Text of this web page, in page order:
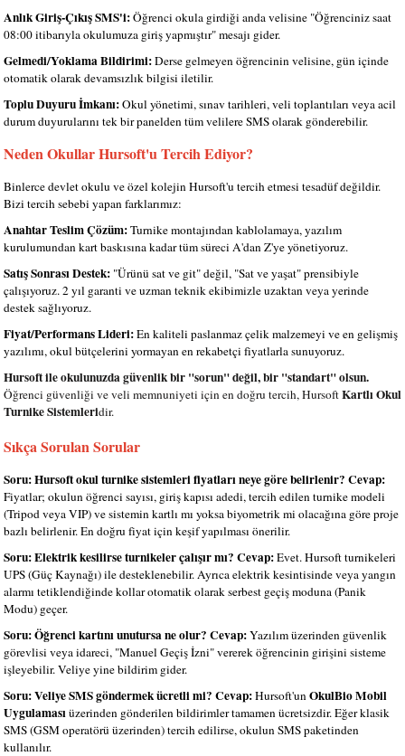
Anlık Giriş-Çıkış SMS'i:Öğrenci okula girdiği anda velisine "Öğrenciniz saat
08:00 itibarıyla okulumuza giriş yapmıştır" mesajı gider.
Gelmedi/Yoklama Bildirimi:Derse gelmeyen öğrencinin velisine, gün içinde
otomatik olarak devamsızlık bilgisi iletilir.
Toplu Duyuru İmkanı:Okul yönetimi, sınav tarihleri, veli toplantıları veya acil
durum duyurularını tek bir panelden tüm velilere SMS olarak gönderebilir.
Neden Okullar Hursoft'u Tercih Ediyor?
Binlerce devlet okulu ve özel kolejin Hursoft'u tercih etmesi tesadüf değildir.
Bizi tercih sebebi yapan farklarımız:
Anahtar Teslim Çözüm:Turnike montajından kablolamaya, yazılım
kurulumundan kart baskısına kadar tüm süreci A'dan Z'ye yönetiyoruz.
Satış Sonrası Destek: "Ürünü sat ve git" değil, "Sat ve yaşat" prensibiyle
çalışıyoruz. 2 yıl garanti ve uzman teknik ekibimizle uzaktan veya yerinde
destek sağlıyoruz.
Fiyat/Performans Lideri:En kaliteli paslanmaz çelik malzemeyi ve en gelişmiş
yazılımı, okul bütçelerini yormayan en rekabetçi fiyatlarla sunuyoruz.
Hursoft ile okulunuzda güvenlik bir "sorun" değil, bir "standart" olsun.
Öğrenci güvenliği ve veli memnuniyeti için en doğru tercih, HursoftKartlı Okul
Turnike Sistemleridir.
Sıkça Sorulan Sorular
Soru: Hursoft okul turnike sistemleri fiyatları neye göre belirlenir? Cevap:
Fiyatlar; okulun öğrenci sayısı, giriş kapısı adedi, tercih edilen turnike modeli
(Tripod veya VIP) ve sistemin kartlı mı yoksa biyometrik mi olacağına göre proje
bazlı belirlenir. En doğru fiyat için keşif yapılması önerilir.
Soru: Elektrik kesilirse turnikeler çalışır mı? Cevap:Evet. Hursoft turnikeleri
UPS (Güç Kaynağı) ile desteklenebilir. Ayrıca elektrik kesintisinde veya yangın
alarmı tetiklendiğinde kollar otomatik olarak serbest geçiş moduna (Panik
Modu) geçer.
Soru: Öğrenci kartını unutursa ne olur? Cevap:Yazılım üzerinden güvenlik
görevlisi veya idareci, "Manuel Geçiş İzni" vererek öğrencinin girişini sisteme
işleyebilir. Veliye yine bildirim gider.
Soru: Veliye SMS göndermek ücretli mi? Cevap:Hursoft'unOkulBio Mobil
Uygulamasıüzerinden gönderilen bildirimler tamamen ücretsizdir. Eğer klasik
SMS (GSM operatörü üzerinden) tercih edilirse, okulun SMS paketinden
kullanılır.